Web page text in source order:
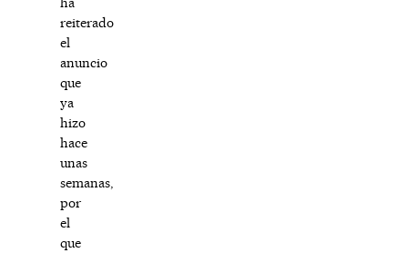
reiterado
el
anuncio
que
ya
hizo
hace
unas
semanas,
por
el
que